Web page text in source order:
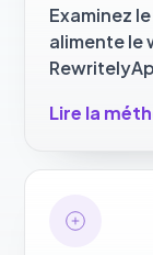
Examinez
alimente le
Lire la